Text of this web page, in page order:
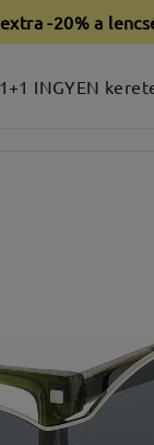
-20% a
1+1 INGYEN